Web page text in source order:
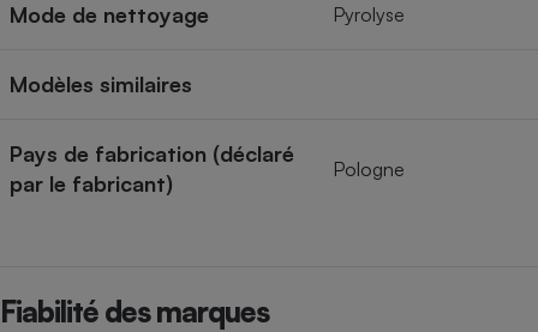
Mode de nettoyage Pyrolyse
Modèles similaires
Pays de fabrication (déclaré
par le fabricant)
Pologne
Fiabilité des marques